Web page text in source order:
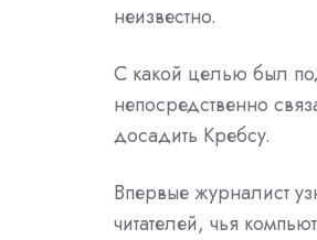
неизвестно.
С какой целью был
непосредственно
досадить Кребсу.
Впервые журналист
читателей, чья